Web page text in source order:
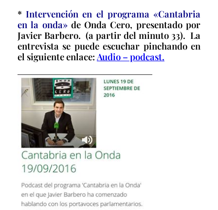
*Intervención en el programa «Cantabria
en la onda»de Onda Cero, presentado por
Javier Barbero. (a partir del minuto 33). La
entrevista se puede escuchar pinchando en
el siguiente enlace:Audio – podcast.